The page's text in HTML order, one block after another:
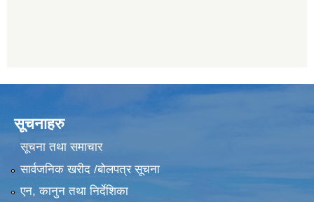
सूचनाहरु
सूचना तथा समाचार
सार्वजनिक खरीद /बोलपत्र सूचना
एन, कानुन तथा निर्देशिका